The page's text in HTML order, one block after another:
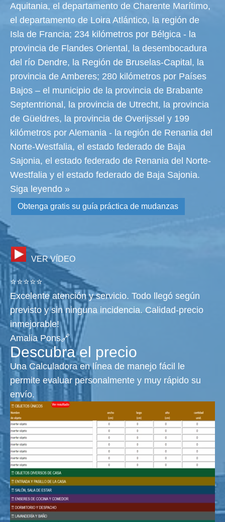
Aquitania, el departamento de Charente Marítimo,
el departamento de Loira Atlántico, la región de
Isla de Francia; 234 kilómetros por Bélgica - la
provincia de Flandes Oriental, la desembocadura
del río Dendre, la Región de Bruselas-Capital, la
provincia de Amberes; 280 kilómetros por Países
Bajos – el municipio de la provincia de Brabante
Septentrional, la provincia de Utrecht, la provincia
de Güeldres, la provincia de Overijssel y 199
kilómetros por Alemania - la región de Renania del
Norte-Westfalia, el estado federado de Baja
Sajonia, el estado federado de Renania del Norte-
Westfalia y el estado federado de Baja Sajonia.
Siga leyendo »
Obtenga gratis su guía práctica de mudanzas
VER VÍDEO
⭐⭐⭐⭐⭐
Excelente atención y servicio. Todo llegó según
previsto y sin ninguna incidencia. Calidad-precio
inmejorable!
Amalia Pons🔗
Descubra el precio
Una Calculadora en línea de manejo fácil le
permite evaluar personalmente y muy rápido su
envío.